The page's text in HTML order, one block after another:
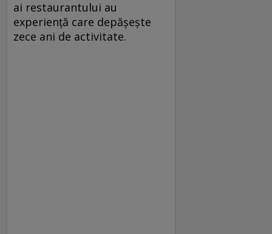
ai restaurantului au
experiență care depășește
zece ani de activitate.